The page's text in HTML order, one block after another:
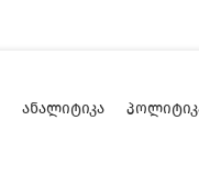
ᲐᲜᲐᲚᲘᲢᲘᲙᲐ